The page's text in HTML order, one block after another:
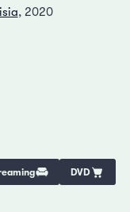
, 2020
DVD